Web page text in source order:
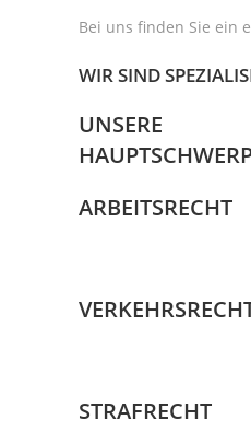
Bei uns finden Sie ein
WIR SIND
UNSERE
ARBEITSRECHT
STRAFRECHT